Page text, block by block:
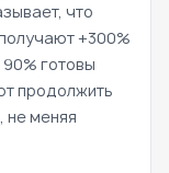
что
+300%
готовы
продолжить
не меняя